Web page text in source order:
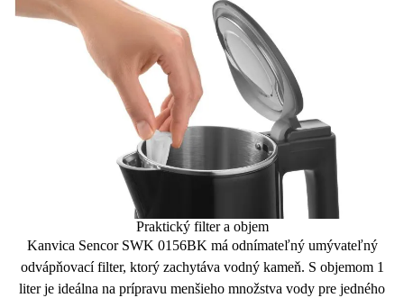
Praktický filter a objem
Kanvica Sencor SWK 0156BK má odnímateľný umývateľný
odvápňovací filter, ktorý zachytáva vodný kameň. S objemom 1
literje ideálna na prípravu menšieho množstva vody pre jedného